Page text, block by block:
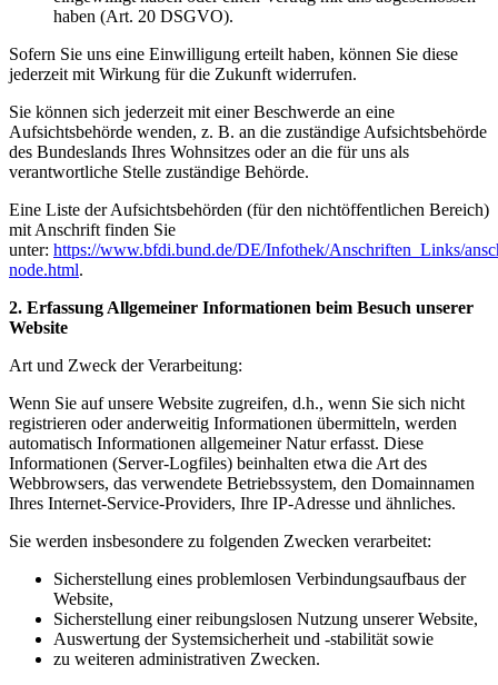
haben (Art. 20 DSGVO).
Sofern Sie uns eine Einwilligung erteilt haben, können Sie diese
jederzeit mit Wirkung für die Zukunft widerrufen.
Sie können sich jederzeit mit einer Beschwerde an eine
Aufsichtsbehörde wenden, z. B. an die zuständige Aufsichtsbehörde
des Bundeslands Ihres Wohnsitzes oder an die für uns als
verantwortliche Stelle zuständige Behörde.
Eine Liste der Aufsichtsbehörden (für den nichtöffentlichen Bereich)
mit Anschrift finden Sie
unter: https://www.bfdi.bund.de/DE/Infothek/Anschriften_Links/
node.html.
2. Erfassung Allgemeiner Informationen beim Besuch unserer
Website
Art und Zweck der Verarbeitung:
Wenn Sie auf unsere Website zugreifen, d.h., wenn Sie sich nicht
registrieren oder anderweitig Informationen übermitteln, werden
automatisch Informationen allgemeiner Natur erfasst. Diese
Informationen (Server-Logfiles) beinhalten etwa die Art des
Webbrowsers, das verwendete Betriebssystem, den Domainnamen
Ihres Internet-Service-Providers, Ihre IP-Adresse und ähnliches.
Sie werden insbesondere zu folgenden Zwecken verarbeitet:
Sicherstellung eines problemlosen Verbindungsaufbaus der
Website,
Sicherstellung einer reibungslosen Nutzung unserer Website,
Auswertung der Systemsicherheit und -stabilität sowie
zu weiteren administrativen Zwecken.